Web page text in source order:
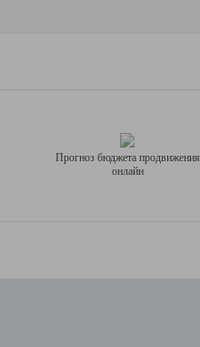
Прогноз бюджета продвижения
онлайн